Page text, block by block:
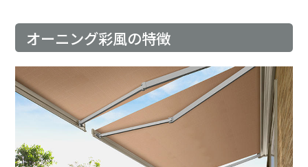
オーニング彩風の特徴